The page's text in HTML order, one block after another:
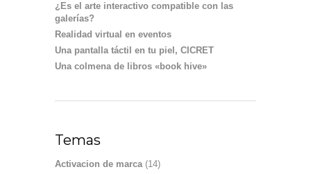
¿Es el arte interactivo compatible con las
galerías?
Realidad virtual en eventos
Una pantalla táctil en tu piel, CICRET
Una colmena de libros «book hive»
Temas
Activacion de marca(14)